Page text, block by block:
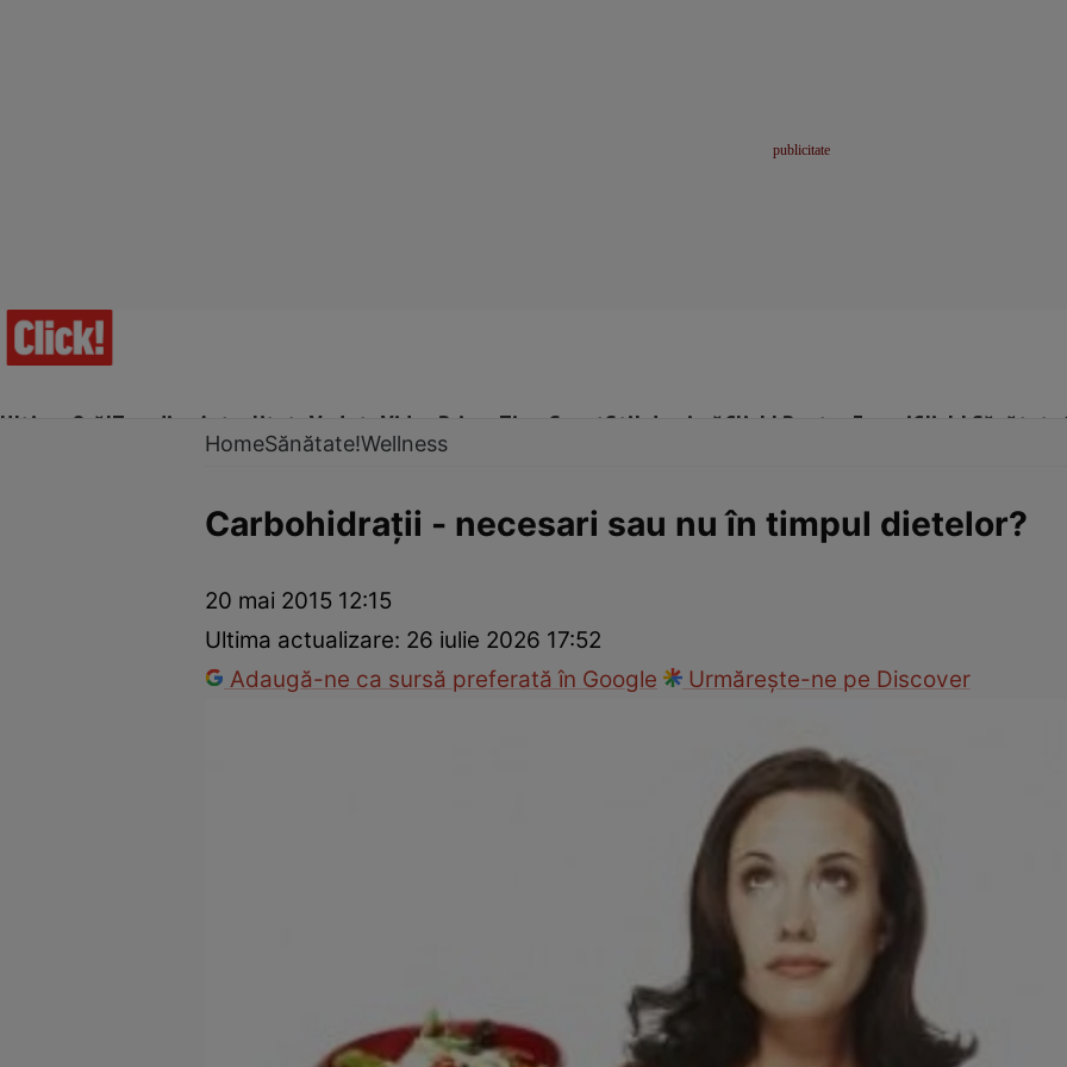
Ultima Oră!Trending Actualitate Vedete Video Prime Time SportStil de viațăClick! Pentru FemeiClick! Sănătate
Prevenție și tratamentRemedii naturiste
HomeSănătate!Wellness
Carbohidraţii - necesari sau nu în timpul dietelor?
20 mai 2015 12:15
Ultima actualizare: 26 iulie 2026 17:52
Adaugă-ne ca sursă preferată în Google
Urmărește-ne pe Discover